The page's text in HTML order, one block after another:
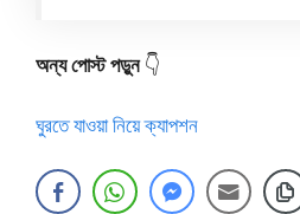
অন্য পোস্ট পড়ুন👇
ঘুরতে যাওয়া নিয়ে ক্যাপশন